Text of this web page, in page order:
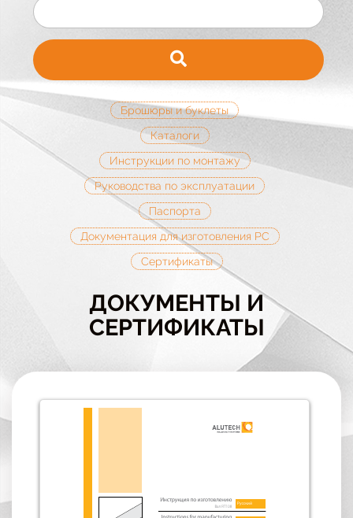
Брошюры и буклеты
Каталоги
Инструкции по монтажу
Руководства по эксплуатации
Паспорта
Документация для изготовления РС
Сертификаты
ДОКУМЕНТЫ И
СЕРТИФИКАТЫ